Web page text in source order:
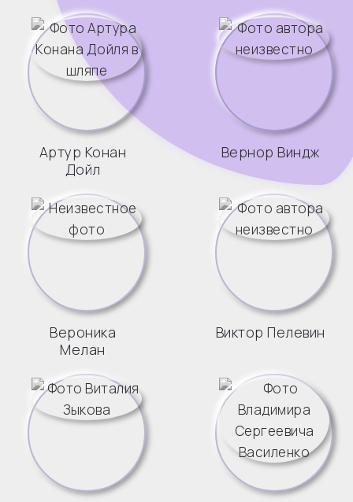
Артур Конан
Дойл
Вернор Виндж
Вероника
Мелан
Виктор Пелевин